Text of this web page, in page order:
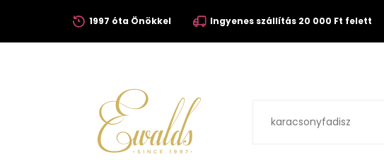
1997 óta Önökkel Ingyenes szállítás 20 000 Ft felett